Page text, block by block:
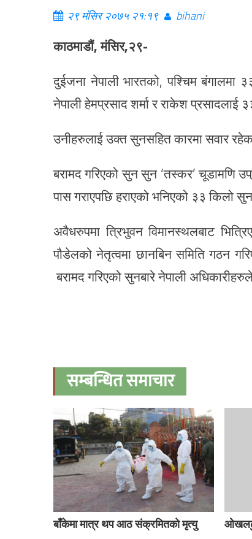
२९ मंसिर २०७५ २१:१९ bihani
काठमाडौं, मंसिर,२९-
दुईजना नेपाली भारतको, पश्चिम
नेपाली हेमप्रसाद शर्मा र राकेश
उनीहरुलाई उक्त सुनसहित कारमा सवार
बरामद गरिएको सुन सुन ‘तस्कर’ चूडामणि
पास गराएपछि हराएको भनिएको ३३ किलो
अवैधरुपमा त्रिभुवन विमानस्थलबाट
पौडेलको नेतृत्वमा छानबिन समिति गठन
बरामद गरिएको सुनबारे नेपाली
सम्बन्धित समाचार
बाँकेमा मात्र थप आठ संक्रमितको मृत्यु